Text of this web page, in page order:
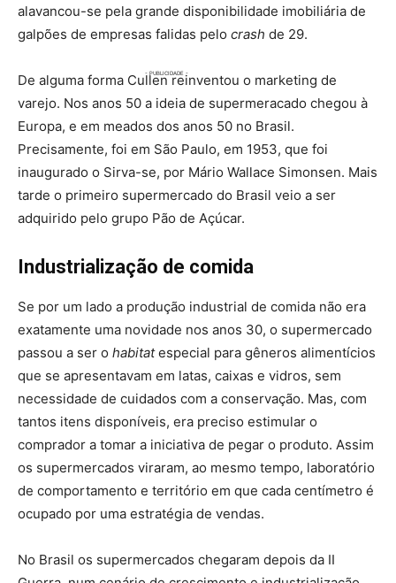
alavancou-se pela grande disponibilidade imobiliária de
galpões de empresas falidas pelo crash de 29.
De alguma forma Cullen reinventou o marketing de
varejo. Nos anos 50 a ideia de supermeracado chegou à
Europa, e em meados dos anos 50 no Brasil.
Precisamente, foi em São Paulo, em 1953, que foi
inaugurado o Sirva-se, por Mário Wallace Simonsen. Mais
tarde o primeiro supermercado do Brasil veio a ser
adquirido pelo grupo Pão de Açúcar.
Industrialização de comida
Se por um lado a produção industrial de comida não era
exatamente uma novidade nos anos 30, o supermercado
passou a ser o habitatespecial para gêneros alimentícios
que se apresentavam em latas, caixas e vidros, sem
necessidade de cuidados com a conservação. Mas, com
tantos itens disponíveis, era preciso estimular o
comprador a tomar a iniciativa de pegar o produto. Assim
os supermercados viraram, ao mesmo tempo, laboratório
de comportamento e território em que cada centímetro é
ocupado por uma estratégia de vendas.
No Brasil os supermercados chegaram depois da II